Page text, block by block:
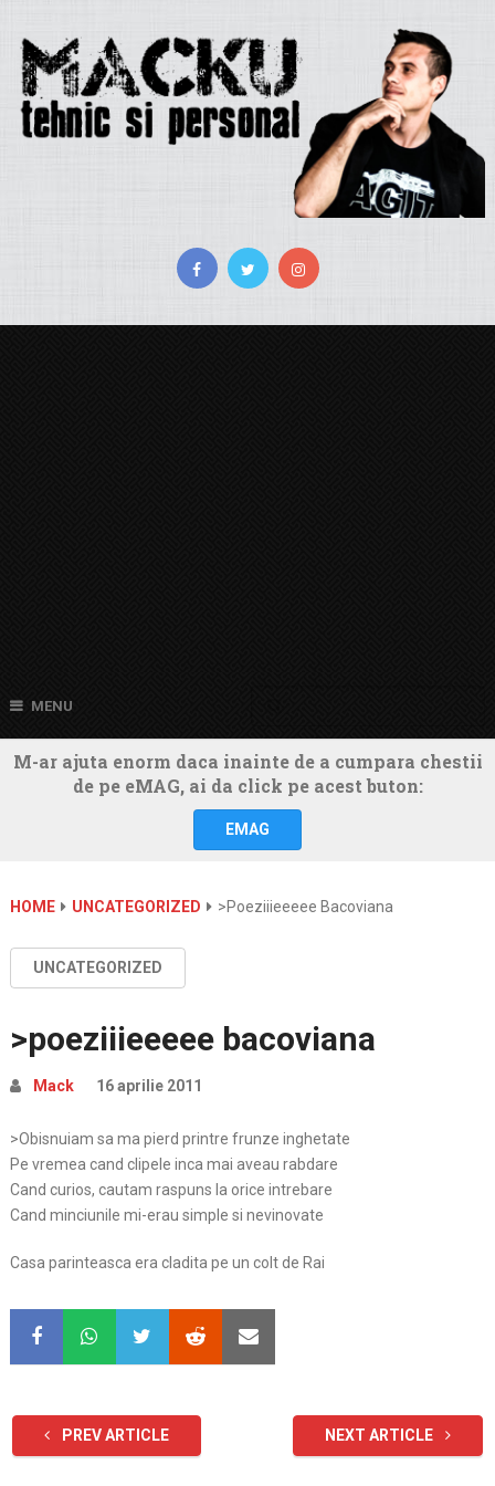
MENU
M-ar ajuta enorm daca inainte de a cumpara chestii
de pe eMAG, ai da click pe acest buton:
EMAG
HOME UNCATEGORIZED >poeziiieeeee Bacoviana
UNCATEGORIZED
>poeziiieeeee bacoviana
Mack 16 aprilie 2011
>Obisnuiam sa ma pierd printre frunze inghetate
Pe vremea cand clipele inca mai aveau rabdare
Cand curios, cautam raspuns la orice intrebare
Cand minciunile mi-erau simple si nevinovate
Casa parinteasca era cladita pe un colt de Rai
PREV ARTICLE NEXT ARTICLE